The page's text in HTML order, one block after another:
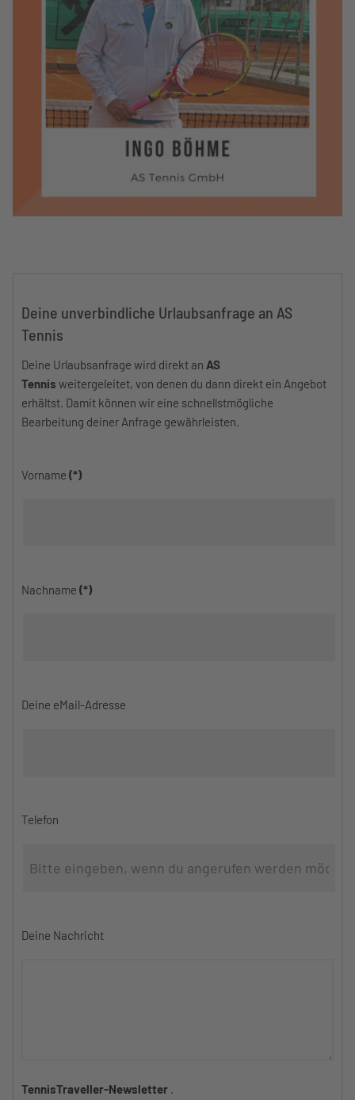
Deine unverbindliche Urlaubsanfrage an AS
Tennis
Deine Urlaubsanfrage wird direkt an AS
Tennis weitergeleitet, von denen du dann direkt ein Angebot
erhältst. Damit können wir eine schnellstmögliche
Bearbeitung deiner Anfrage gewährleisten.
Vorname (*)
Nachname (*)
Deine eMail-Adresse
Telefon
Deine Nachricht
TennisTraveller-Newsletter .